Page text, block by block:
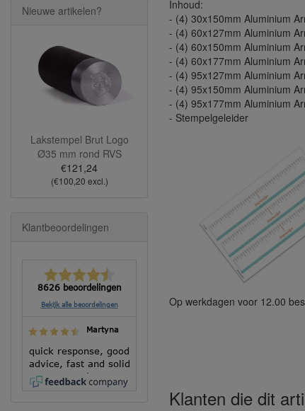
Inhoud:
- (4) 30x150mm Aluminium
- (4) 60x127mm Aluminium
- (4) 60x150mm Aluminium
- (4) 60x177mm Aluminium
- (4) 95x127mm Aluminium
- (4) 95x150mm Aluminium
- (4) 95x177mm Aluminium
- Stempelgeleider
Op werkdagen voor 12.00
Klanten die dit
Nieuwe artikelen?
Lakstempel Brut Logo
Ø35 mm rond RVS
€121,24
(€100,20 excl.)
Klantbeoordelingen
8626 beoordelingen
Bekijk alle beoordelingen
Martyna
quick response, good
advice, fast and solid
execution!